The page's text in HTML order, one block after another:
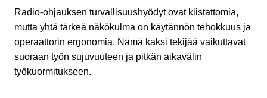
Radio-ohjauksen turvallisuushyödyt ovat kiistattomia,
mutta yhtä tärkeä näkökulma on käytännön tehokkuus ja
operaattorin ergonomia. Nämä kaksi tekijää vaikuttavat
suoraan työn sujuvuuteen ja pitkän aikavälin
työkuormitukseen.